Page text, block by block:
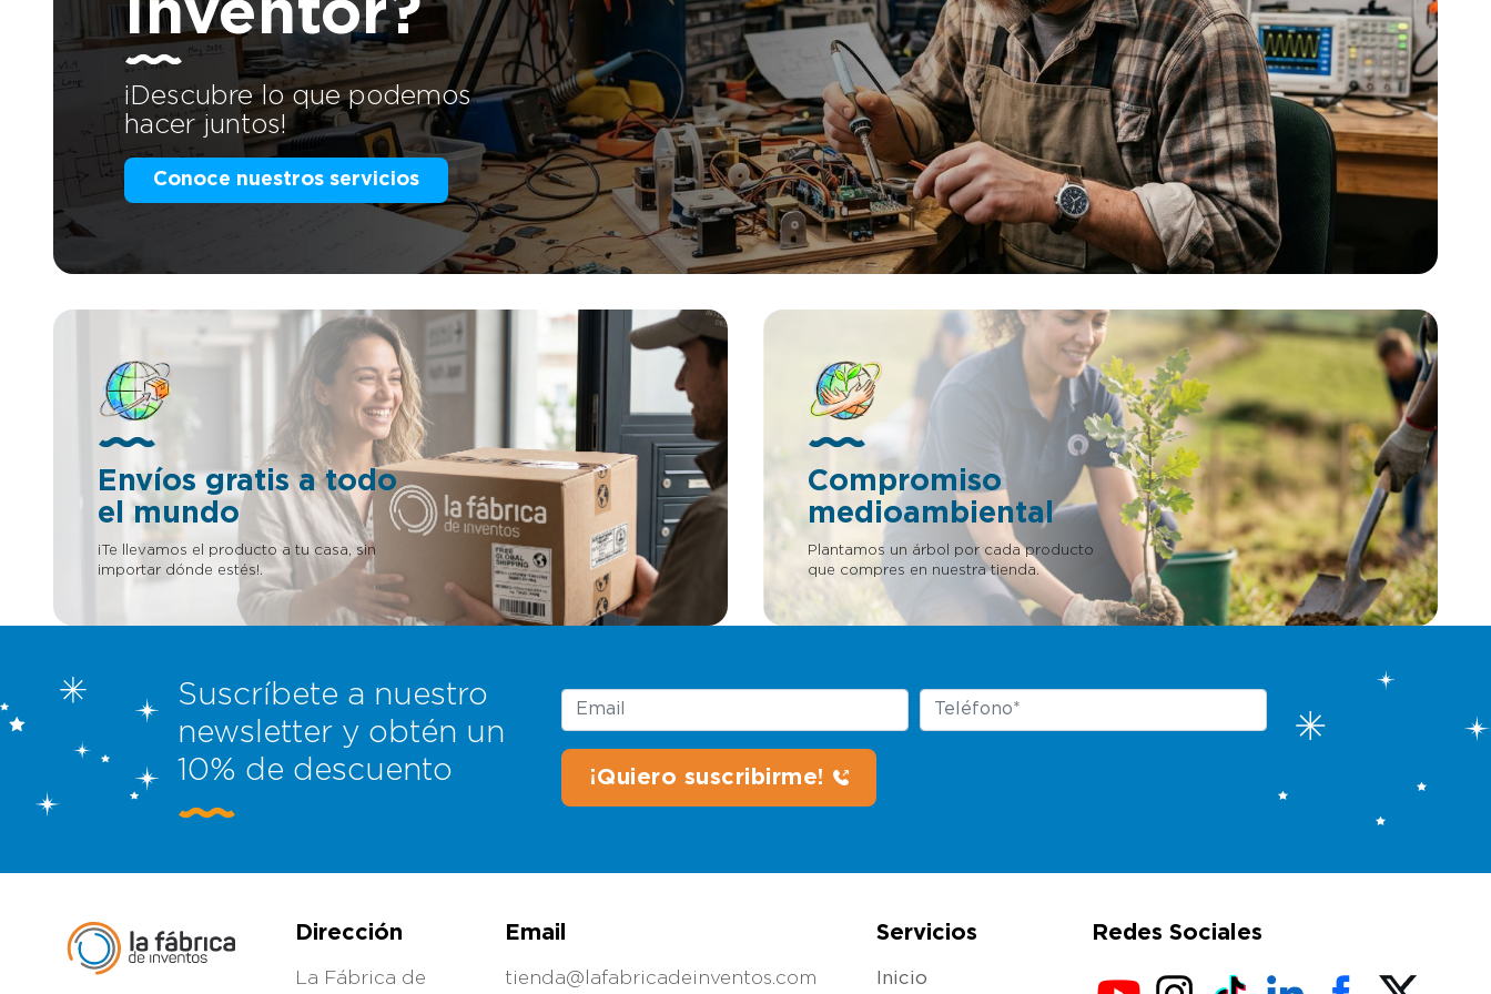
dos hojas, desbordante hacia fuera,
dotado de contrapesos y
amortiguadores de final de apertura.
Deslizamiento del portón. La parte
inferior del portón deslizará sobre unas
guías laterales permitiendo su fácil
apertura y cierre. Sistema seguro y
efectivo. En la confluencia de las dos
hojas, se encuentra un sistema
abisagrado totalmente seguro que
impide cualquier incidente de
aplastamiento El sistema es muy
indicado para su uso en furgonetas
industriales de gran tamaño y segmento
medio como la Citroën Berlingo, la
Renault Trafic o la Peugeot Boxer, entre
aplicable para portones automáticos
pudiendo estar dotado o no de
acristalamiento trasero. Si eres
Empresario/inversor esta es tu
oportunidad. Puedes invertir en
proyectos patentados sin tener que
adelantar dinero. Si quieres más
información de esta patente, llámanos o
mándanos un Whatsapp al +34 623 30
88 74, nuestro email
es tienda@lafabricadeinventos.com.
Somos muy accesibles, cercanos y
damos cientos de facilidades a
empresarios e inversores para invertir
en nuestra patentes. LLÁMANOS
en la fabricación. Un aspecto que añade
comodidad y facilidad en su uso. Otra
de las opciones de este parasol es la
implantación tras la compra del
vehículo, convirtiéndose así en un gran
accesorio para tu coche. En este caso
la trayectoria de este sería de manera
horizontal igualmente guiada por unos
guías invisibles en la parte inferior del
parabrisas. Si eres Empresario/inversor
esta es tu oportunidad. Puedes invertir
en proyectos patentados sin tener que
adelantar dinero. Si quieres más
información de esta patente, llámanos o
mándanos un Whatsapp al +34 623 30
Somos muy accesibles, cercanos y
damos cientos de facilidades a
empresarios e inversores para invertir
en nuestra patentes. LLÁMANOS
bandas harían la función del erizo,
insertando los pinchos en los
neumáticos del vehículo. Si eres
Empresario/inversor esta es tu
oportunidad. Puedes invertir en
proyectos patentados sin tener que
adelantar dinero. Si quieres más
información de esta patente, llámanos o
mándanos un Whatsapp al +34 623 30
88 74, nuestro email
es tienda@lafabricadeinventos.com.
Somos muy accesibles, cercanos y
damos cientos de facilidades a
empresarios e inversores para invertir
en nuestra patentes. LLÁMANOS
Inventor?
¡Descubre lo que podemos
hacer juntos!
Conoce nuestros servicios
Envíos gratis a todo
el mundo
¡Te llevamos el producto a tu casa, sin
importar dónde estés!.
Compromiso
medioambiental
Plantamos un árbol por cada producto
que compres en nuestra tienda.
Suscríbete a nuestro
newsletter y obtén un
10% de descuento
Dirección
La Fábrica de
Email
tienda@lafabricadeinventos.com
Servicios
Inicio
Redes Sociales